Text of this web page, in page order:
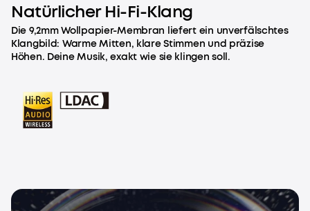
Natürlicher Hi-Fi-Klang
Die 9,2mm Wollpapier-Membran liefert ein unverfälschtes
Klangbild: Warme Mitten, klare Stimmen und präzise
Höhen. Deine Musik, exakt wie sie klingen soll.